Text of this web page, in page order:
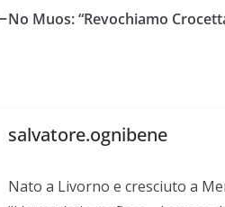
No Muos: “Revochiamo
salvatore.ognibene
Nato a Livorno e cresciuto a